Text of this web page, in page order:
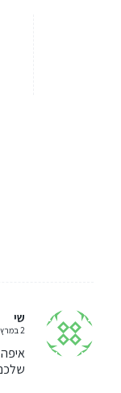
שי
2 במרץ 2012 ב 15:48